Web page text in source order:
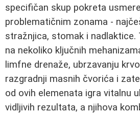
specifičan skup pokreta
problematičnim zonama -
stražnjica, stomak i nadlaktice.
na nekoliko ključnih
limfne drenaže, ubrzavanju
razgradnji masnih čvorića i
od ovih elemenata igra vitalnu
vidljivih rezultata, a njihova